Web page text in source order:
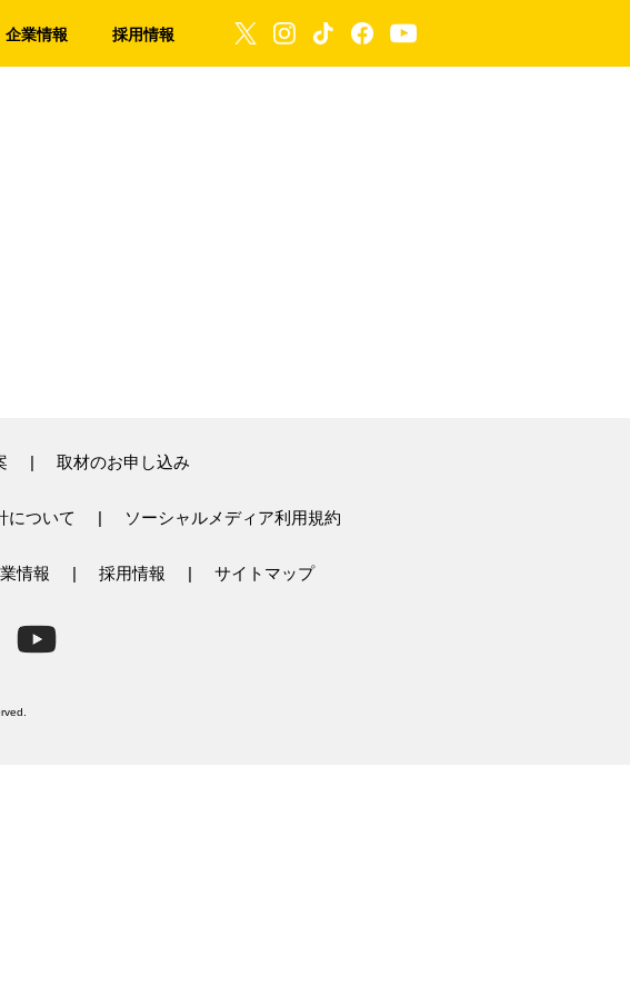
企業情報 採用情報
取材のお申し込み
について ソーシャルメディア利用規約
情報 採用情報 サイトマップ